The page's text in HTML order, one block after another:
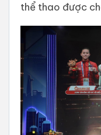
thể thao được